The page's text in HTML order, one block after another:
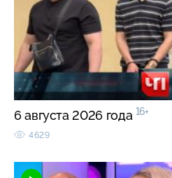
6 августа 2026 года 16+
4629